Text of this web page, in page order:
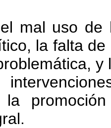
mal uso de
la falta
la